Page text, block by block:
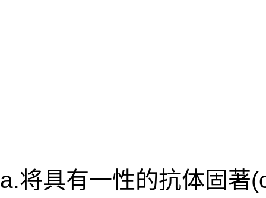
a.将具有一性的抗体固著